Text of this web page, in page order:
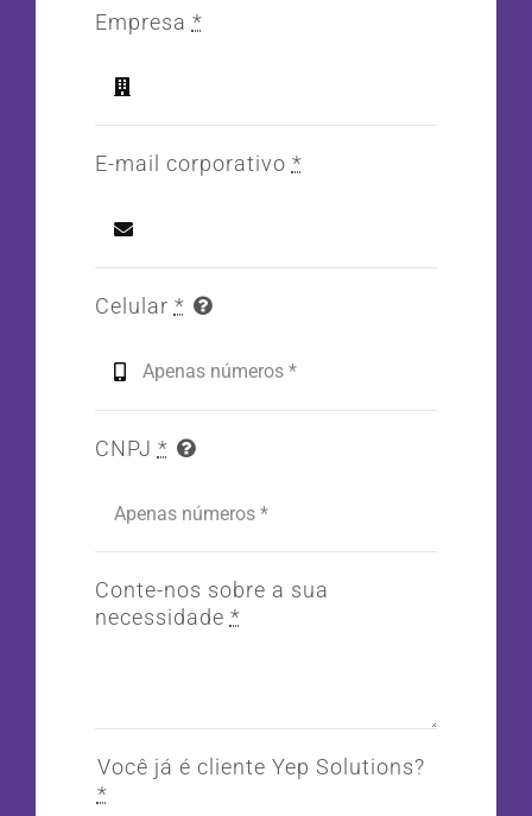
Empresa *
E-mail corporativo *
Celular *
CNPJ *
Conte-nos sobre a sua
necessidade *
Você já é cliente Yep Solutions?
*